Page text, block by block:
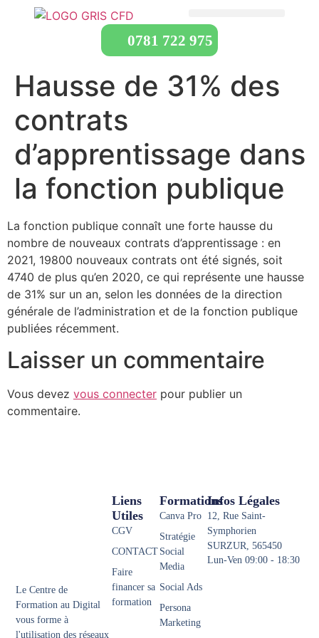
0781 722 975
Hausse de 31% des
contrats
d’apprentissage dans
la fonction publique
La fonction publique connaît une forte hausse du
nombre de nouveaux contrats d’apprentissage : en
2021, 19800 nouveaux contrats ont été signés, soit
4740 de plus qu’en 2020, ce qui représente une hausse
de 31% sur un an, selon les données de la direction
générale de l’administration et de la fonction publique
publiées récemment.
Laisser un commentaire
Vous devez vous connecter pour publier un
commentaire.
Le Centre de
Formation au Digital
vous forme à
l'utilisation des réseaux
Formations
Canva Pro
Stratégie
Social
Media
Social Ads
Persona
Marketing
Liens
Utiles
CGV
CONTACT
Faire
financer sa
formation
Infos Légales
12, Rue Saint-
Symphorien
SURZUR, 565450
Lun-Ven 09:00 - 18:30